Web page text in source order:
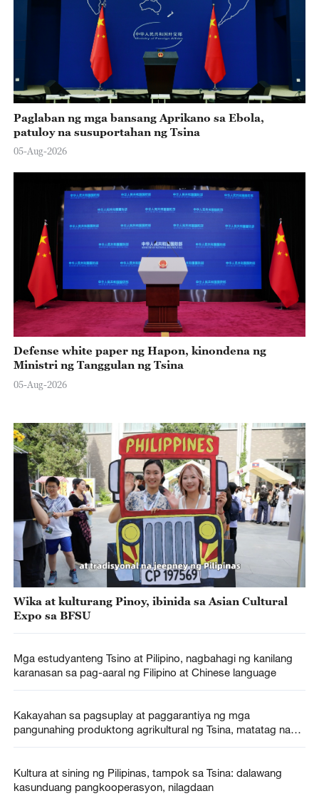
Paglaban ng mga bansang Aprikano sa Ebola,
patuloy na susuportahan ng Tsina
05-Aug-2026
Defense white paper ng Hapon, kinondena ng
Ministri ng Tanggulan ng Tsina
05-Aug-2026
Wika at kulturang Pinoy, ibinida sa Asian Cultural
Expo sa BFSU
Mga estudyanteng Tsino at Pilipino, nagbahagi ng kanilang
karanasan sa pag-aaral ng Filipino at Chinese language
Kakayahan sa pagsuplay at paggarantiya ng mga
pangunahing produktong agrikultural ng Tsina, matatag na
Kultura at sining ng Pilipinas, tampok sa Tsina: dalawang
kasunduang pangkooperasyon, nilagdaan